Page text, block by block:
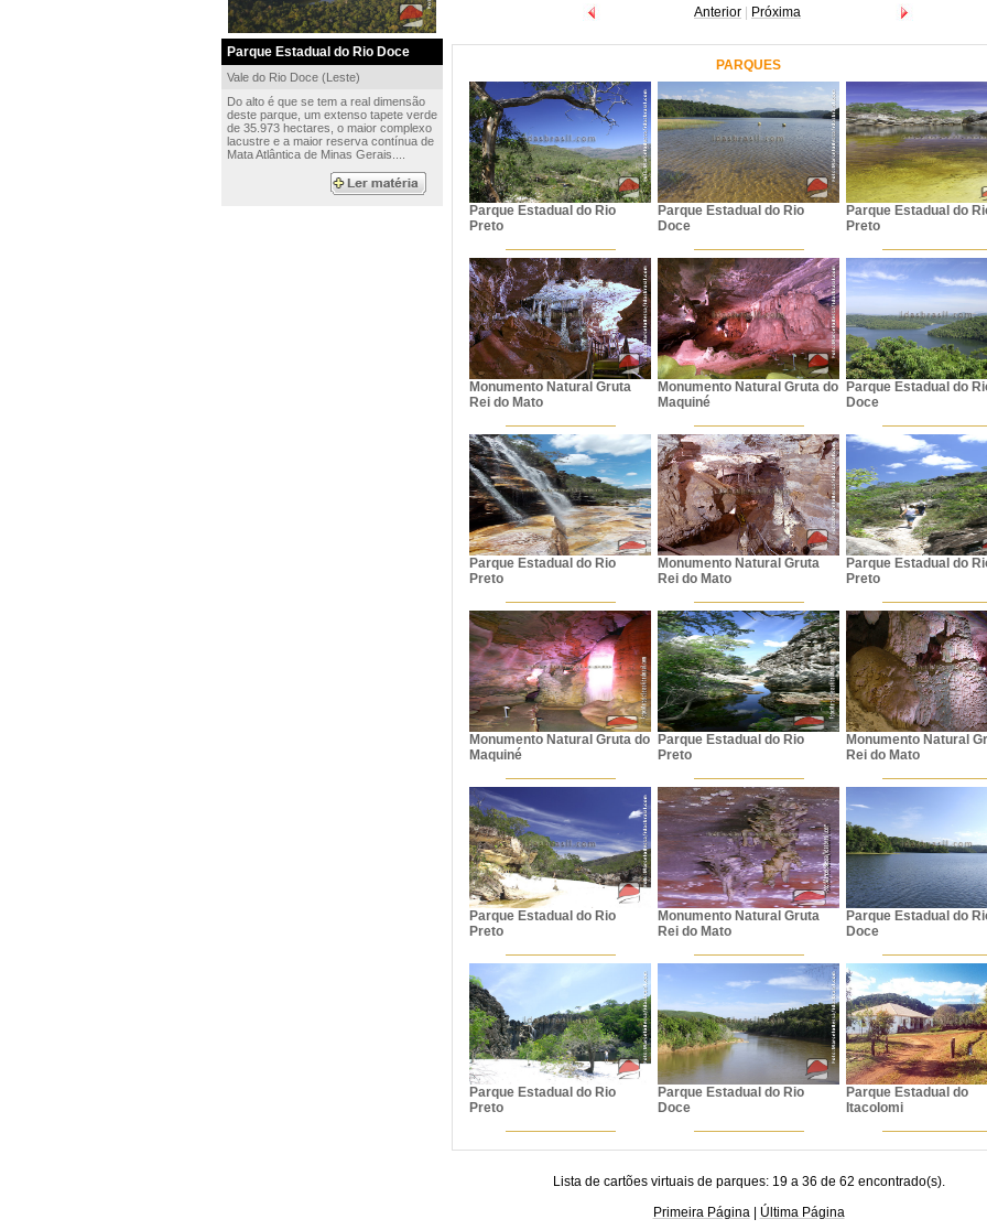
Parque Estadual do Rio Doce
Vale do Rio Doce (Leste)
Do alto é que se tem a real dimensão
deste parque, um extenso tapete verde
de 35.973 hectares, o maior complexo
lacustre e a maior reserva contínua de
Mata Atlântica de Minas Gerais....
Anterior
Próxima
PARQUES
Parque Estadual do Rio
Preto
Parque Estadual do Rio
Doce
Parque Estadual do
Preto
Monumento Natural Gruta
Rei do Mato
Monumento Natural Gruta do
Maquiné
Parque Estadual do
Doce
Parque Estadual do Rio
Preto
Monumento Natural Gruta
Rei do Mato
Parque Estadual do
Preto
Monumento Natural Gruta do
Maquiné
Parque Estadual do Rio
Preto
Monumento Natural
Rei do Mato
Parque Estadual do Rio
Preto
Monumento Natural Gruta
Rei do Mato
Parque Estadual do
Doce
Parque Estadual do Rio
Preto
Parque Estadual do Rio
Doce
Parque Estadual do
Itacolomi
Lista de cartões virtuais de parques: 19 a 36 de 62 encontrado(s).
Primeira Página| Última Página